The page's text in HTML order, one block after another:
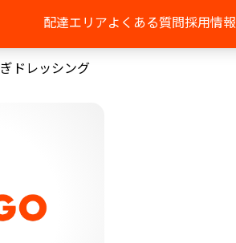
配達エリアよくある質問採用情報
ドレッシング